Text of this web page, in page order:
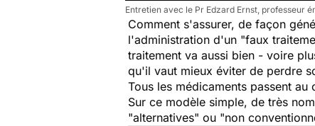
Entretien avec le Pr Edzard Ernst, professeur
Comment s'assurer, de façon
l'administration d'un "faux
traitement va aussi bien - voire
qu'il vaut mieux éviter de perdre
Tous les médicaments passent
Sur ce modèle simple, de très
"alternatives" ou "non